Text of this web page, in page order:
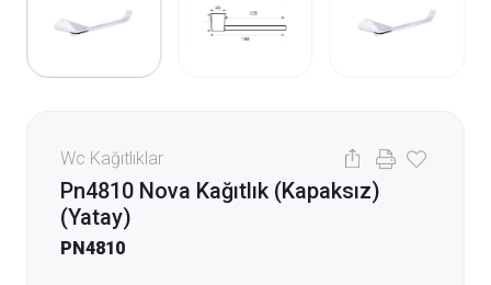
Wc Kağıtlıklar
Pn4810 Nova Kağıtlık (Kapaksız)
(Yatay)
PN4810